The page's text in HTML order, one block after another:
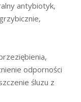
antybiotyk,
odporności
śluzu z